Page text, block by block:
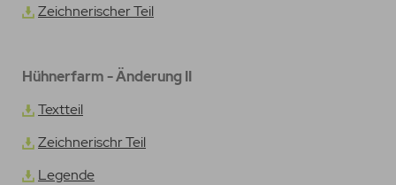
Zeichnerischer Teil
Hühnerfarm - Änderung II
Textteil
Zeichnerischr Teil
Legende